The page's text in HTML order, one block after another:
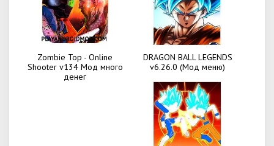
Zombie Top - Online
Shooter v134 Мод много
денег
DRAGON BALL LEGENDS
v6.26.0 (Мод меню)